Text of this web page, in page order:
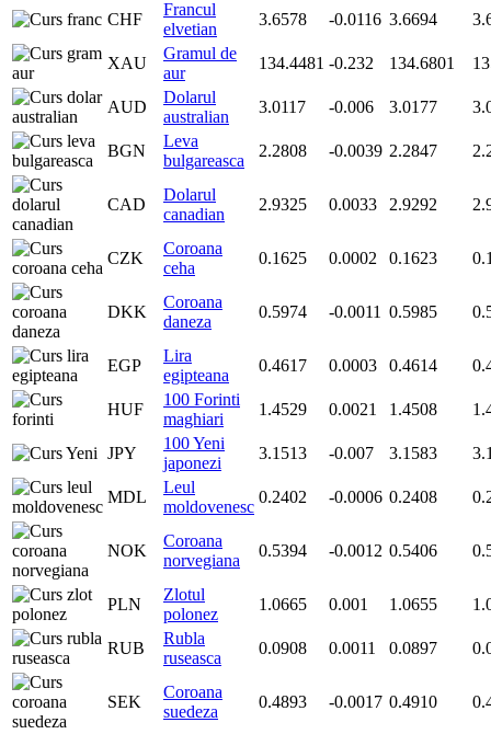
CHF
Francul
elvetian
3.6578 -0.0116 3.6694
XAU
Gramul de
aur
134.4481 -0.232 134.6801
AUD
Dolarul
australian
3.0117 -0.006 3.0177
BGN
Leva
bulgareasca
2.2808 -0.0039 2.2847
CAD
Dolarul
canadian
2.9325 0.0033 2.9292
CZK
Coroana
ceha
0.1625 0.0002 0.1623
DKK
Coroana
daneza
0.5974 -0.0011 0.5985
EGP
Lira
egipteana
0.4617 0.0003 0.4614
HUF
100 Forinti
maghiari
1.4529 0.0021 1.4508
JPY
100 Yeni
japonezi
3.1513 -0.007 3.1583
MDL
Leul
moldovenesc
0.2402 -0.0006 0.2408
NOK
Coroana
norvegiana
0.5394 -0.0012 0.5406
PLN
Zlotul
polonez
1.0665 0.001 1.0655
RUB
Rubla
ruseasca
0.0908 0.0011 0.0897
SEK
Coroana
suedeza
0.4893 -0.0017 0.4910